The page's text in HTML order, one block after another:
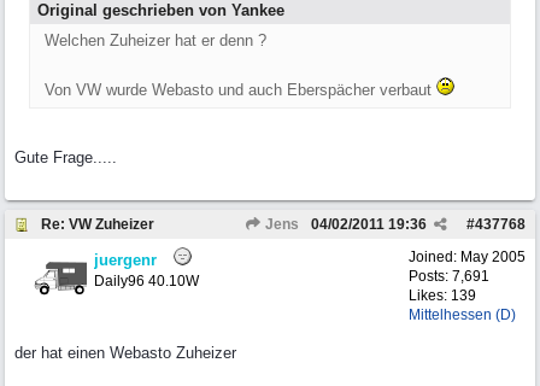
Original geschrieben von Yankee
Welchen Zuheizer hat er denn ?
Von VW wurde Webasto und auch Eberspächer verbaut
Gute Frage.....
Re: VW Zuheizer Jens #437768
04/02/2011 19:36
Joined: May 2005
Posts: 7,691
Likes: 139
Mittelhessen (D)
juergenr
Daily96 40.10W
der hat einen Webasto Zuheizer